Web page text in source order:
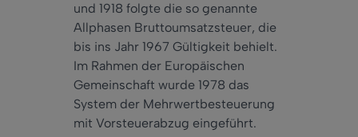
und 1918 folgte die so genannte
Allphasen Bruttoumsatzsteuer, die
bis ins Jahr 1967 Gültigkeit behielt.
Im Rahmen der Europäischen
Gemeinschaft wurde 1978 das
System der Mehrwertbesteuerung
mit Vorsteuerabzug eingeführt.